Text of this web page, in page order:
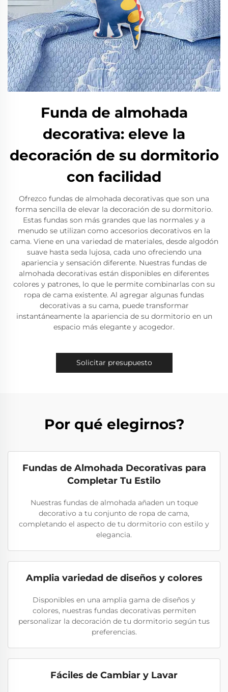
Funda de almohada
decorativa: eleve la
decoración de su dormitorio
con facilidad
Ofrezco fundas de almohada decorativas que son una
forma sencilla de elevar la decoración de su dormitorio.
Estas fundas son más grandes que las normales y a
menudo se utilizan como accesorios decorativos en la
cama. Viene en una variedad de materiales, desde algodón
suave hasta seda lujosa, cada uno ofreciendo una
apariencia y sensación diferente. Nuestras fundas de
almohada decorativas están disponibles en diferentes
colores y patrones, lo que le permite combinarlas con su
ropa de cama existente. Al agregar algunas fundas
decorativas a su cama, puede transformar
instantáneamente la apariencia de su dormitorio en un
espacio más elegante y acogedor.
Solicitar presupuesto
Por qué elegirnos?
Fundas de Almohada Decorativas para
Completar Tu Estilo
Nuestras fundas de almohada añaden un toque
decorativo a tu conjunto de ropa de cama,
completando el aspecto de tu dormitorio con estilo y
elegancia.
Amplia variedad de diseños y colores
Disponibles en una amplia gama de diseños y
colores, nuestras fundas decorativas permiten
personalizar la decoración de tu dormitorio según tus
preferencias.
Fáciles de Cambiar y Lavar